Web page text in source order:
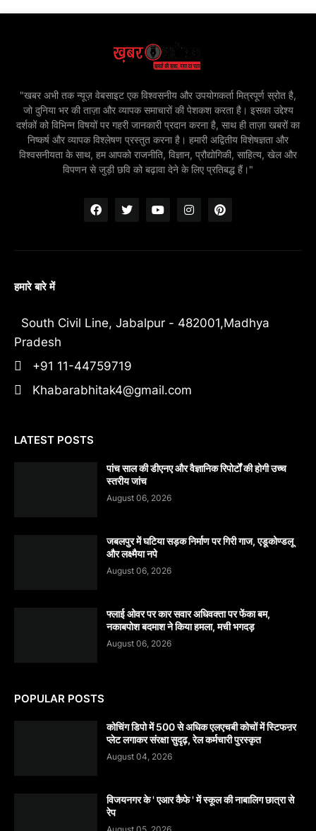
"खबर अभी तक न्यूज़ वेबसाइट एक विश्वसनीय और उपयोगकर्ता मित्रपूर्ण स्रोत है,
जो दुनिया भर की ताज़ा और व्यापक समाचारों की पेशकश करता है। इसका उद्देश्य
दर्शकों को विभिन्न विषयों पर गहरी जानकारी प्रदान करना है, साथ ही ताज़ा खबरों का
निष्कर्ष और व्यापक विश्लेषण प्रस्तुत करना है। हमारी अद्वितीय विशेषज्ञता और
विश्वसनीयता के साथ, हम आपको राजनीति, विज्ञान, प्रौद्योगिकी, साहित्य, खेल और
विपणन से जुड़ी छवि को बढ़ावा देने के लिए प्रतिबद्ध हैं।"
हमारे बारे में
South Civil Line, Jabalpur - 482001,Madhya
Pradesh
+91 11-44759719
Khabarabhitak4@gmail.com
LATEST POSTS
पांच साल की डीएनए और वैज्ञानिक रिपोर्टों की होगी उच्च
स्तरीय जांच
August 06, 2026
जबलपुर में घटिया सड़क निर्माण पर गिरी गाज, एडूकोण्डलू
और लक्ष्मैया नपे
August 06, 2026
फ्लाई ओवर पर कार सवार अधिवक्ता पर फेंका बम,
नकाबपोश बदमाश ने किया हमला, मची भगदड़
August 06, 2026
POPULAR POSTS
कोचिंग डिपो में 500 से अधिक एलएचबी कोचों में स्टिफऩर
प्लेट लगाकर संरक्षा सुदृढ़, रेल कर्मचारी पुरस्कृत
August 04, 2026
विजयनगर के ' एआर कैफे ' में स्कूल की नाबालिग छात्रा से
रेप